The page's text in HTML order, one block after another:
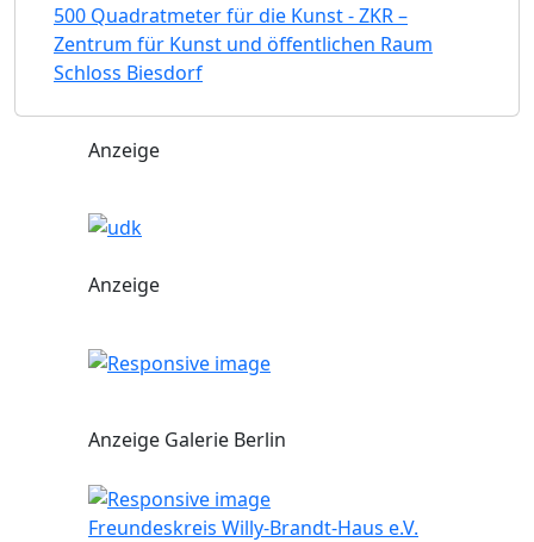
500 Quadratmeter für die Kunst - ZKR –
Zentrum für Kunst und öffentlichen Raum
Schloss Biesdorf
Anzeige
Anzeige
Anzeige Galerie Berlin
Freundeskreis Willy-Brandt-Haus e.V.